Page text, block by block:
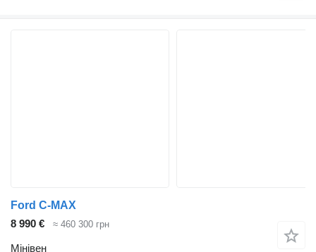
Ford C-MAX
8 990 €
≈ 460 300 грн
Мінівен